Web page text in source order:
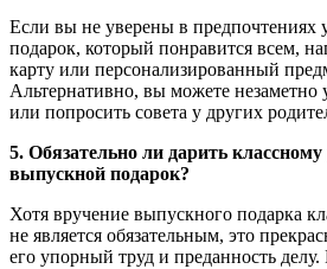
Если вы не уверены в предпочтениях
подарок, который понравится всем,
карту или персонализированный
Альтернативно, вы можете незаметно
или попросить совета у других
5. Обязательно ли дарить
выпускной подарок?
Хотя вручение выпускного подарка
не является обязательным, это
его упорный труд и преданность